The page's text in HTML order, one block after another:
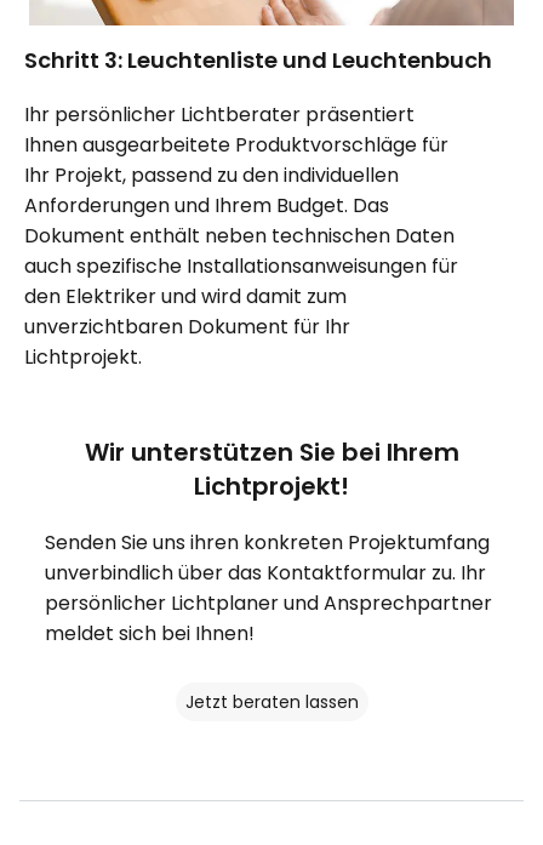
Schritt 3: Leuchtenliste und Leuchtenbuch
Ihr persönlicher Lichtberater präsentiert
Ihnen ausgearbeitete Produktvorschläge für
Ihr Projekt, passend zu den individuellen
Anforderungen und Ihrem Budget. Das
Dokument enthält neben technischen Daten
auch spezifische Installationsanweisungen für
den Elektriker und wird damit zum
unverzichtbaren Dokument für Ihr
Lichtprojekt.
Wir unterstützen Sie bei Ihrem
Lichtprojekt!
Senden Sie uns ihren konkreten Projektumfang
unverbindlich über das Kontaktformular zu. Ihr
persönlicher Lichtplaner und Ansprechpartner
meldet sich bei Ihnen!
Jetzt beraten lassen